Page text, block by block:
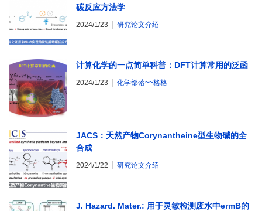
碳反应方法学
2024/1/23 研究论文介绍
计算化学的一点简单科普：DFT计算常用的泛函
2024/1/23 化学部落~~格格
JACS：天然产物Corynantheine型生物碱的全
合成
2024/1/22 研究论文介绍
J. Hazard. Mater.: 用于灵敏检测废水中ermB的